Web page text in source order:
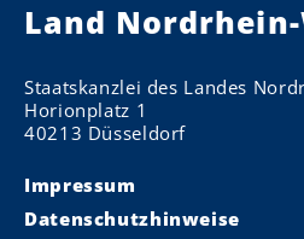
Land
Staatskanzlei des Landes
Horionplatz 1
40213 Düsseldorf
Impressum
Datenschutzhinweise